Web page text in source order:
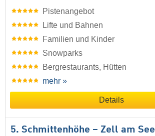
Pistenangebot
Lifte und Bahnen
Familien und Kinder
Snowparks
Bergrestaurants, Hütten
mehr »
Details
5. Schmittenhöhe – Zell am See